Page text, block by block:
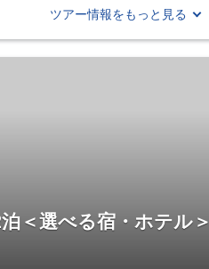
ツアー情報をもっと見る
選べる宿・ホテル＞